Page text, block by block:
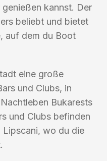
kannst. Der
beliebt und bietet
auf dem du Boot
eine große
und Clubs, in
Bukarests
und Clubs befinden
Lipscani, wo du die